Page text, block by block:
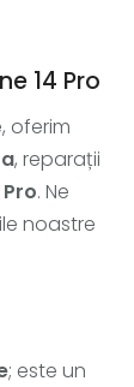
14 Pro
oferim
, reparații
. Ne
noastre
; este un